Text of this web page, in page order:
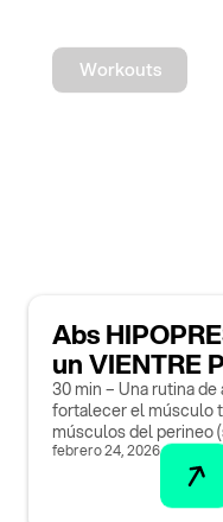
Workouts
Abs
un VIENTRE
30 min – Una rutina
fortalecer el músculo
músculos del perineo
febrero 24, 2026